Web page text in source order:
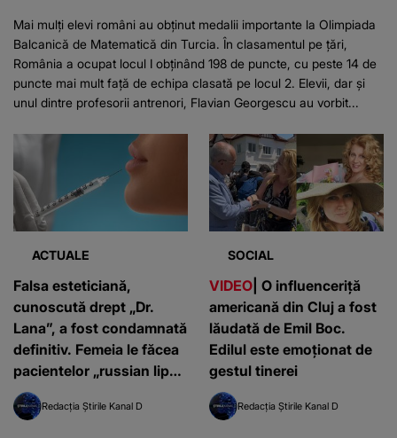
Mai mulți elevi români au obținut medalii importante la Olimpiada
Balcanică de Matematică din Turcia. În clasamentul pe țări,
România a ocupat locul I obținând 198 de puncte, cu peste 14 de
puncte mai mult față de echipa clasată pe locul 2. Elevii, dar și
unul dintre profesorii antrenori, Flavian Georgescu au vorbit...
ACTUALE
Falsa esteticiană,
cunoscută drept „Dr.
Lana”, a fost condamnată
definitiv. Femeia le făcea
pacientelor „russian lips”,
fără drept de practică
Redacția Știrile Kanal D
SOCIAL
VIDEO | O influenceriță
americană din Cluj a fost
lăudată de Emil Boc.
Edilul este emoționat de
gestul tinerei
Redacția Știrile Kanal D